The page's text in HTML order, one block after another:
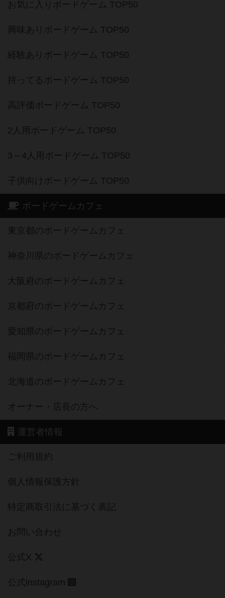
お気に入りボードゲーム TOP50
興味ありボードゲーム TOP50
経験ありボードゲーム TOP50
持ってるボードゲーム TOP50
高評価ボードゲーム TOP50
2人用ボードゲーム TOP50
3～4人用ボードゲーム TOP50
子供向けボードゲーム TOP50
ボードゲームカフェ
東京都のボードゲームカフェ
神奈川県のボードゲームカフェ
大阪府のボードゲームカフェ
京都府のボードゲームカフェ
愛知県のボードゲームカフェ
福岡県のボードゲームカフェ
北海道のボードゲームカフェ
オーナー・店長の方へ
運営者情報
ご利用規約
個人情報保護方針
特定商取引法に基づく表記
お問い合わせ
公式X
公式instagram